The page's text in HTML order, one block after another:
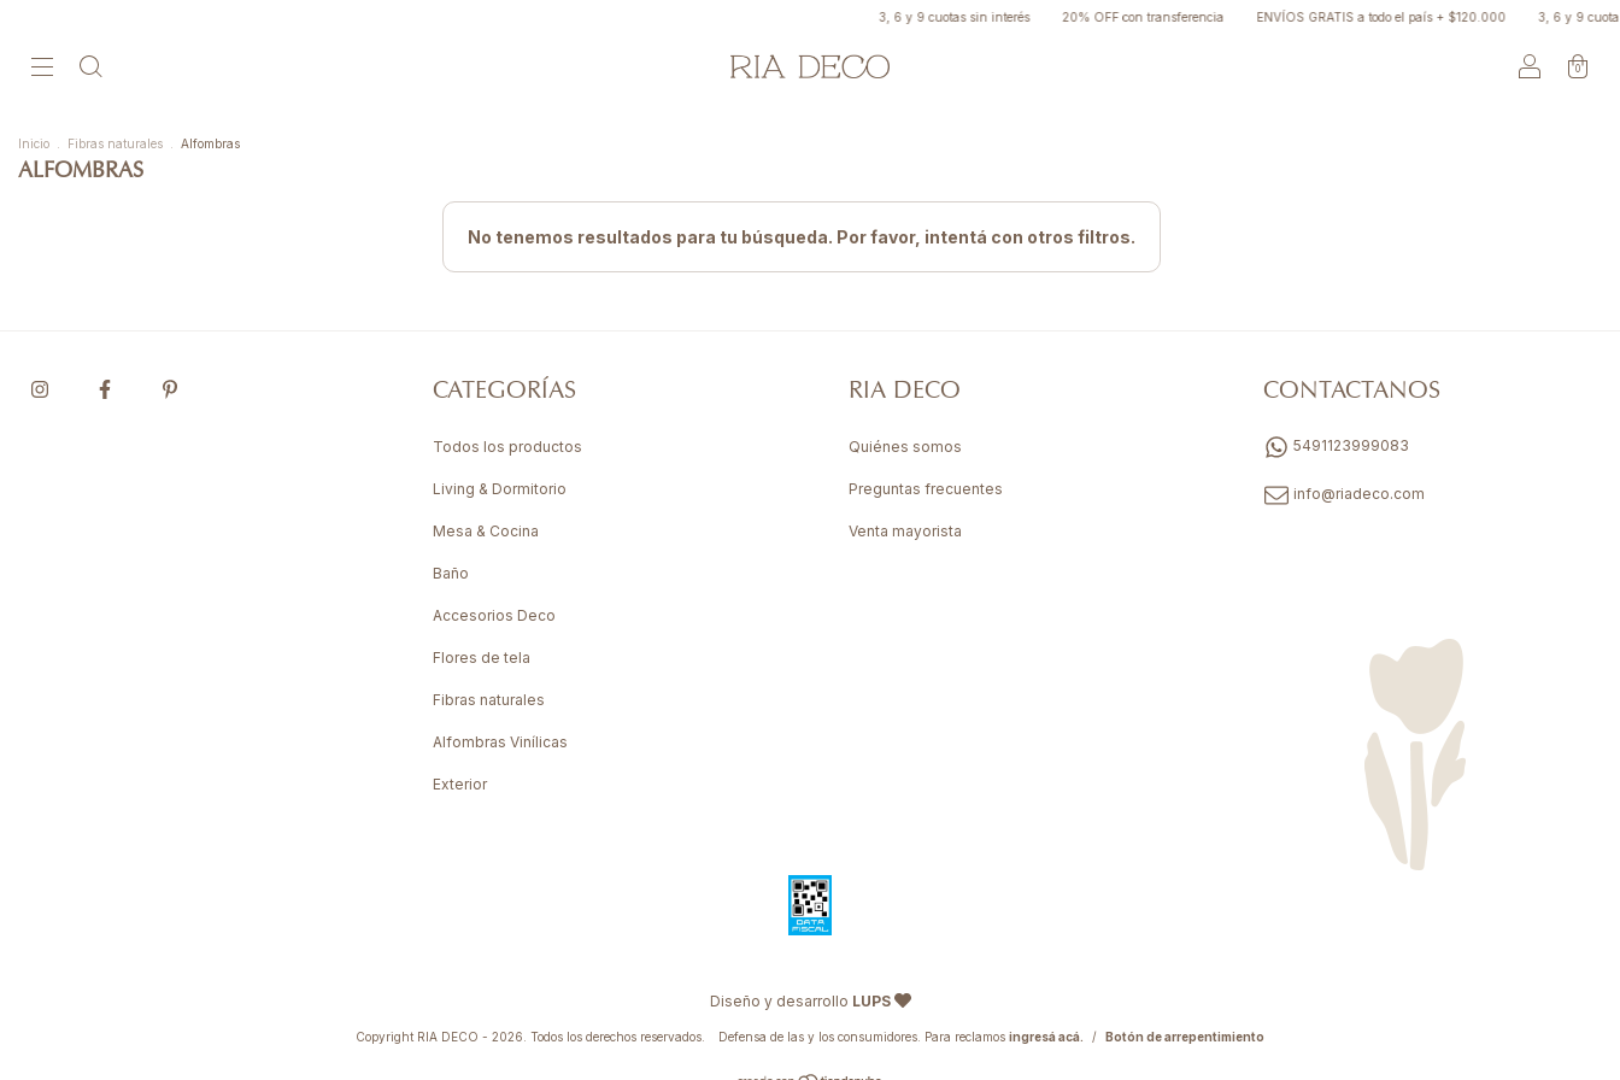
3, 6 y 9 cuotas sin interés 20% OFF con transferencia ENVÍOS GRATIS a todo el país + $120.000 3, 6 y 9
0
Inicio Fibras naturales Alfombras
ALFOMBRAS
No tenemos resultados para tu búsqueda. Por favor, intentá con otros filtros.
CATEGORÍAS
Todos los productos
Living & Dormitorio
Mesa & Cocina
Baño
Accesorios Deco
Flores de tela
Fibras naturales
Alfombras Vinílicas
Exterior
RIA DECO
Quiénes somos
Preguntas frecuentes
Venta mayorista
CONTACTANOS
5491123999083
info@riadeco.com
Diseño y desarrollo LUPS
Copyright RIA DECO - 2026. Todos los derechos reservados. Defensa de las y los consumidores. Para reclamos ingresá acá. / Botón de arrepentimiento